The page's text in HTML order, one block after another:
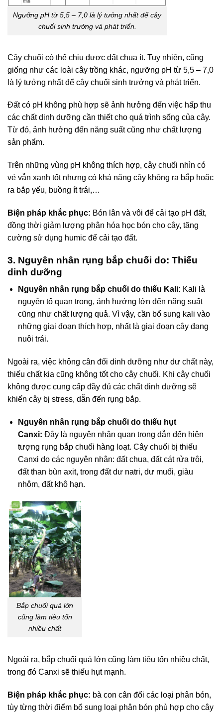
Ngưỡng pH từ 5,5 – 7,0 là lý tưởng nhất để cây
chuối sinh trưởng và phát triển.
Cây chuối có thể chịu được đất chua ít. Tuy nhiên, cũng
giống như các loài cây trồng khác, ngưỡng pH từ 5,5 – 7,0
là lý tưởng nhất để cây chuối sinh trưởng và phát triển.
Đất có pH không phù hợp sẽ ảnh hưởng đến việc hấp thu
các chất dinh dưỡng cần thiết cho quá trình sống của cây.
Từ đó, ảnh hưởng đến năng suất cũng như chất lượng
sản phẩm.
Trên những vùng pH không thích hợp, cây chuối nhìn có
vẻ vẫn xanh tốt nhưng có khả năng cây không ra bắp hoặc
ra bắp yếu, buồng ít trái,…
Biện pháp khắc phục: Bón lân và vôi để cải tạo pH đất,
đồng thời giảm lượng phân hóa học bón cho cây, tăng
cường sử dụng humic để cải tạo đất.
3. Nguyên nhân rụng bắp chuối do: Thiếu
dinh dưỡng
Nguyên nhân rụng bắp chuối do thiếu Kali: Kali là
nguyên tố quan trọng, ảnh hưởng lớn đến năng suất
cũng như chất lượng quả. Vì vậy, cần bổ sung kali vào
những giai đoạn thích hợp, nhất là giai đoạn cây đang
nuôi trái.
Ngoài ra, việc không cân đối dinh dưỡng như dư chất này,
thiếu chất kia cũng không tốt cho cây chuối. Khi cây chuối
không được cung cấp đầy đủ các chất dinh dưỡng sẽ
khiến cây bị stress, dẫn đến rụng bắp.
Nguyên nhân rụng bắp chuối do thiếu hụt
Canxi: Đây là nguyên nhân quan trọng dẫn đến hiện
tượng rụng bắp chuối hàng loạt. Cây chuối bị thiếu
Canxi do các nguyên nhân: đất chua, đất cát rửa trôi,
đất than bùn axit, trong đất dư natri, dư muối, giàu
nhôm, đất khô hạn.
Bắp chuối quá lớn
cũng làm tiêu tốn
nhiều chất
Ngoài ra, bắp chuối quá lớn cũng làm tiêu tốn nhiều chất,
trong đó Canxi sẽ thiếu hụt mạnh.
Biện pháp khắc phục: bà con cân đối các loại phân bón,
tùy từng thời điểm bổ sung loại phân bón phù hợp cho cây